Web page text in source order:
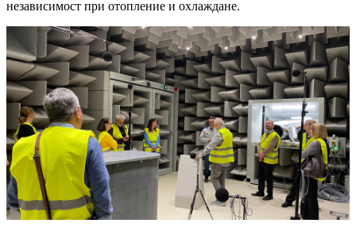
независимост при отопление и охлаждане.